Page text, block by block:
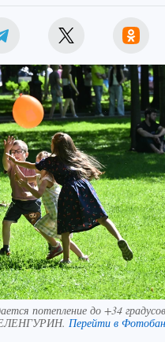
потепление до +34 градусов
Перейти в